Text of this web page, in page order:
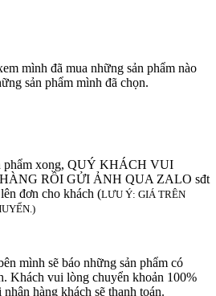
mình đã mua những sản phẩm nào
sản phẩm mình đã chọn.
phẩm xong, QUÝ KHÁCH VUI
RỒI GỬI ẢNH QUA ZALO sđt
đơn cho khách (LƯU Ý: GIÁ TRÊN
mình sẽ báo những sản phẩm có
Khách vui lòng chuyển khoản 100%
hàng khách sẽ thanh toán.